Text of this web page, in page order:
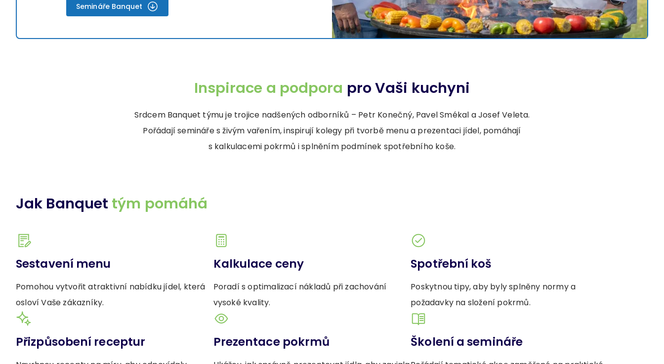
Semináře Banquet
Inspirace a podpora pro Vaši kuchyni
Srdcem Banquet týmu je trojice nadšených odborníků – Petr Konečný, Pavel Smékal a Josef Veleta.
Pořádají semináře s živým vařením, inspirují kolegy při tvorbě menu a prezentaci jídel, pomáhají
s kalkulacemi pokrmů i splněním podmínek spotřebního koše.
Jak Banquet tým pomáhá
Sestavení menu
Pomohou vytvořit atraktivní nabídku jídel, která
osloví Vaše zákazníky.
Kalkulace ceny
Poradí s optimalizací nákladů při zachování
vysoké kvality.
Spotřební koš
Poskytnou tipy, aby byly splněny normy a
požadavky na složení pokrmů.
Přizpůsobení receptur Prezentace pokrmů Školení a semináře